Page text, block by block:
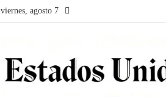
viernes, agosto 7